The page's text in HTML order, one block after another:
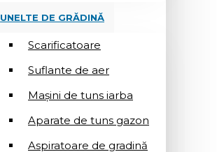
UNELTE DE GRĂDINĂ
Scarificatoare
Suflantе de aer
Mașini de tuns iarba
Aparate de tuns gazon
Aspiratoare de gradină